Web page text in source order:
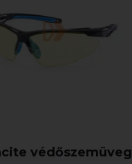
védőszemüveg